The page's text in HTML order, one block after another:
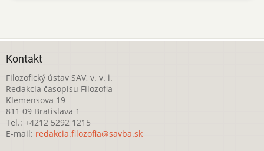
Kontakt
Filozofický ústav SAV, v. v. i.
Redakcia časopisu Filozofia
Klemensova 19
811 09 Bratislava 1
Tel.: +4212 5292 1215
E-mail: redakcia.filozofia@savba.sk